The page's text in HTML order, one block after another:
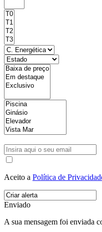
Aceito a Política de
Enviado
A sua mensagem foi enviada